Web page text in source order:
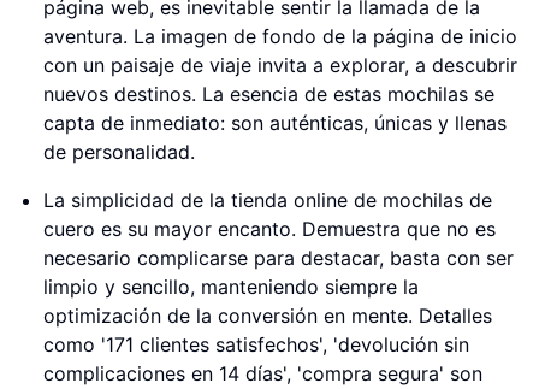
página web, es inevitable sentir la llamada de la
aventura. La imagen de fondo de la página de inicio
con un paisaje de viaje invita a explorar, a descubrir
nuevos destinos. La esencia de estas mochilas se
capta de inmediato: son auténticas, únicas y llenas
de personalidad.
La simplicidad de la tienda online de mochilas de
cuero es su mayor encanto. Demuestra que no es
necesario complicarse para destacar, basta con ser
limpio y sencillo, manteniendo siempre la
optimización de la conversión en mente. Detalles
como '171 clientes satisfechos', 'devolución sin
complicaciones en 14 días', 'compra segura' son